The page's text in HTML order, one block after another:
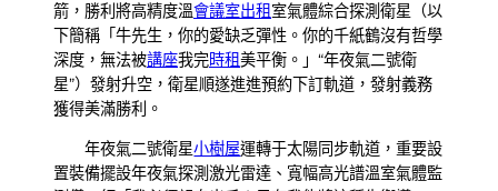
箭，勝利將高精度溫會議室出租室氣體綜合探測衛星（以
下簡稱「牛先生，你的愛缺乏彈性。你的千紙鶴沒有哲學
深度，無法被講座我完時租美平衡。」“年夜氣二號衛
星”）發射升空，衛星順遂進進預約下訂軌道，發射義務
獲得美滿勝利。
年夜氣二號衛星小樹屋運轉于太陽同步軌道，重要設
置裝備擺設年夜氣探測激光雷達、寬幅高光譜溫室氣體監